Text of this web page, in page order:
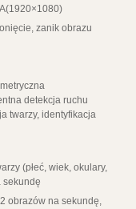
zanik obrazu
detekcja ruchu
twarzy, identyfikacja
(płeć, wiek, okulary,
sekundę
obrazów na sekundę,